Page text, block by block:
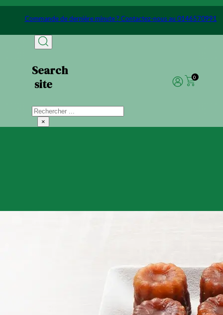
Commande de dernière minute ? Contactez-nous au
Search
site
Rechercher
×
0